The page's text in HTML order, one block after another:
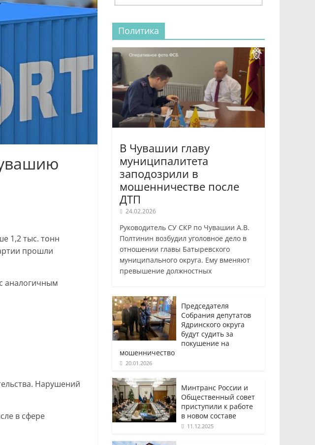
1,2 тыс. тонн
прошли
аналогичным
Нарушений
в сфере
Политика
В Чувашии главу
муниципалитета
заподозрили в
мошенничестве после
ДТП
24.02.2026
Руководитель СУ СКР по Чувашии А.В.
Полтинин возбудил уголовное дело в
отношении главы Батыревского
муниципального округа. Ему вменяют
превышение должностных
Председателя
Собрания депутатов
Ядринского округа
будут судить за
покушение на
мошенничество
20.01.2026
Минтранс России и
Общественный совет
приступили к работе
в новом составе
11.12.2025